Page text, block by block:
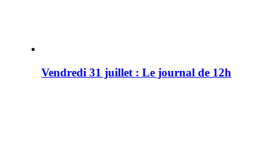
Vendredi 31 juillet : Le journal de 12h